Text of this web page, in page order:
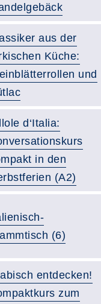
aus der
Küche:
und
d‘Italia:
in den
(A2)
(6)
entdecken!
zum